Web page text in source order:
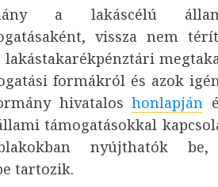
a lakáscélú állami
vissza nem
lakástakarékpénztári
formákról és azok
hivataloshonlapján
támogatásokkal
nyújthatók
tartozik.